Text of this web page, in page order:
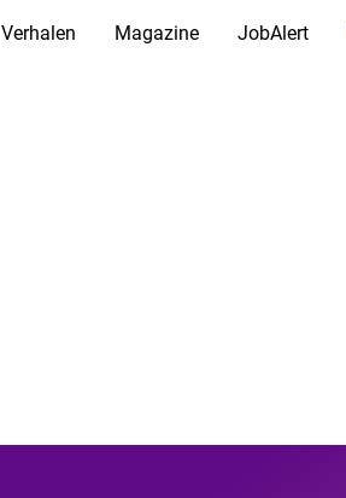
Verhalen Magazine JobAlert